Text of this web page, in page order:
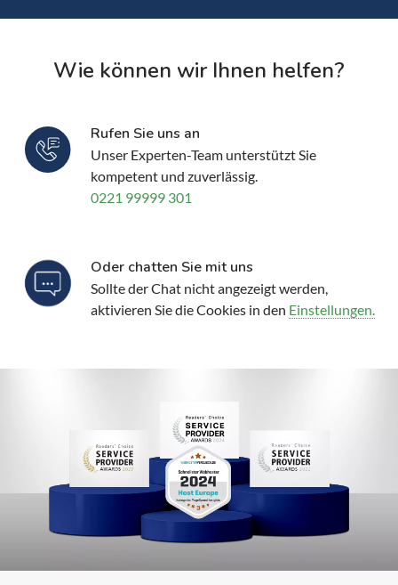
Wie können wir Ihnen helfen?
Rufen Sie uns an
Unser Experten-Team unterstützt Sie
kompetent und zuverlässig.
0221 99999 301
Oder chatten Sie mit uns
Sollte der Chat nicht angezeigt werden,
aktivieren Sie die Cookies in den Einstellungen.